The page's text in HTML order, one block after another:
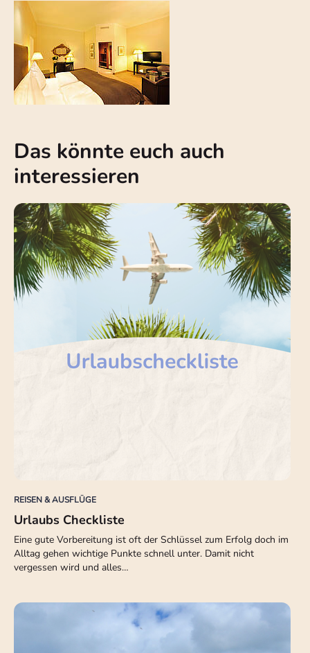
Das könnte euch auch
interessieren
REISEN & AUSFLÜGE
Urlaubs Checkliste
Eine gute Vorbereitung ist oft der Schlüssel zum Erfolg doch im
Alltag gehen wichtige Punkte schnell unter. Damit nicht
vergessen wird und alles…